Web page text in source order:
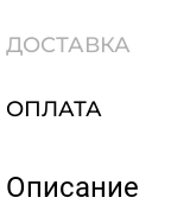
ДОСТАВКА
ОПЛАТА
Описание